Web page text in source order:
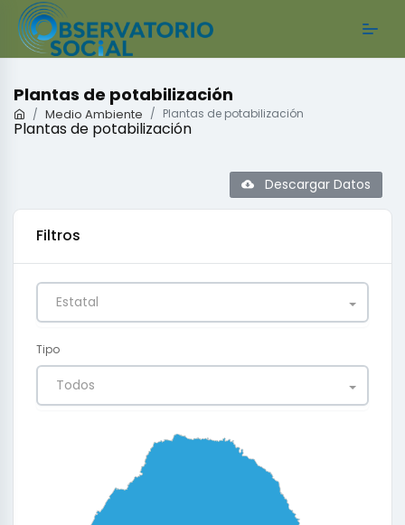
Plantas de potabilización
Medio Ambiente Plantas de potabilización
Plantas de potabilización
Descargar Datos
Filtros
Estatal
Tipo
Todos